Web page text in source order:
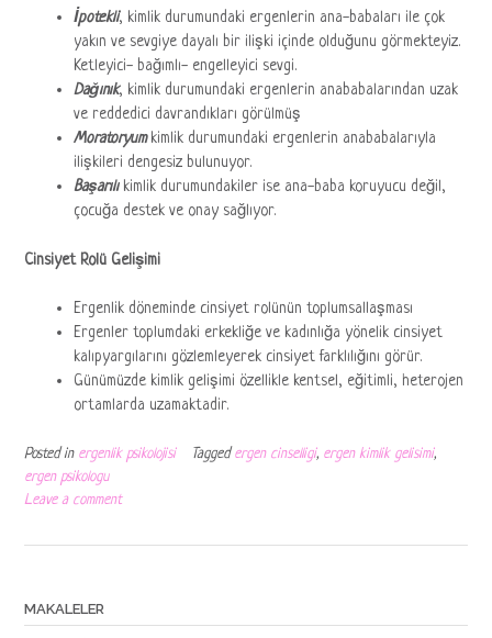
İpotekli, kimlik durumundaki ergenlerin ana-babaları ile çok
yakın ve sevgiye dayalı bir ilişki içinde olduğunu görmekteyiz.
Ketleyici- bağımlı- engelleyici sevgi.
Dağınık, kimlik durumundaki ergenlerin anababalarından uzak
ve reddedici davrandıkları görülmüş
Moratoryumkimlik durumundaki ergenlerin anababalarıyla
ilişkileri dengesiz bulunuyor.
Başarılıkimlik durumundakiler ise ana-baba koruyucu değil,
çocuğa destek ve onay sağlıyor.
Cinsiyet Rolü Gelişimi
Ergenlik döneminde cinsiyet rolünün toplumsallaşması
Ergenler toplumdaki erkekliğe ve kadınlığa yönelik cinsiyet
kalıpyargılarını gözlemleyerek cinsiyet farklılığını görür.
Günümüzde kimlik gelişimi özellikle kentsel, eğitimli, heterojen
ortamlarda uzamaktadir.
Posted in ergenlik psikolojisi Tagged ergen cinselligi, ergen kimlik gelisimi,
ergen psikologu
Leave a comment
MAKALELER